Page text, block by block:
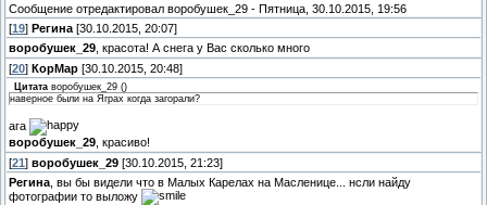
Сообщение отредактировал воробушек_29 - Пятница, 30.10.2015, 19:56
[19] Регина [30.10.2015, 20:07]
воробушек_29 , красота! А снега у Вас сколько много
[20] КорМар [30.10.2015, 20:48]
Цитата воробушек_29 ()
наверное были на Яграх когда загорали?
ага
воробушек_29 , красиво!
[21 ] воробушек_29 [30.10.2015, 21:23]
Регина , вы бы видели что в Малых Карелах на Масленице... нсли найду
фотографии то выложу